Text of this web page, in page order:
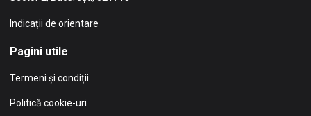
Indicații de orientare
Pagini utile
Termeni și condiții
Politică cookie-uri